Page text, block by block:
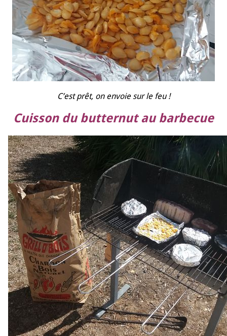
C’est prêt, on envoie sur le feu !
Cuisson du butternut au barbecue